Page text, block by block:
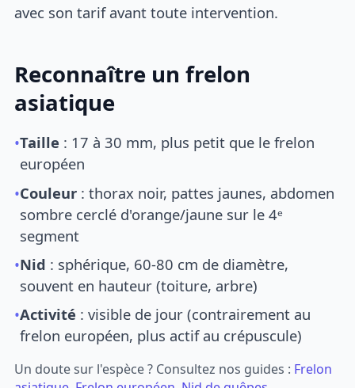
avec son tarif avant toute intervention.
Reconnaître un frelon
asiatique
•Taille : 17 à 30 mm, plus petit que le frelon
européen
•Couleur : thorax noir, pattes jaunes, abdomen
sombre cerclé d'orange/jaune sur le 4ᵉ
segment
•Nid : sphérique, 60-80 cm de diamètre,
souvent en hauteur (toiture, arbre)
•Activité : visible de jour (contrairement au
frelon européen, plus actif au crépuscule)
Un doute sur l'espèce ? Consultez nos guides : Frelon